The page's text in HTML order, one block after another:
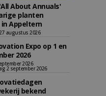
About Annuals'
planten
Appeltern
augustus 2026
Expo op 1 en
2026
2026
2 september 2026
bekend